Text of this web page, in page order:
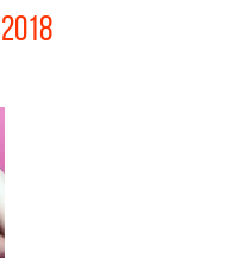
2018